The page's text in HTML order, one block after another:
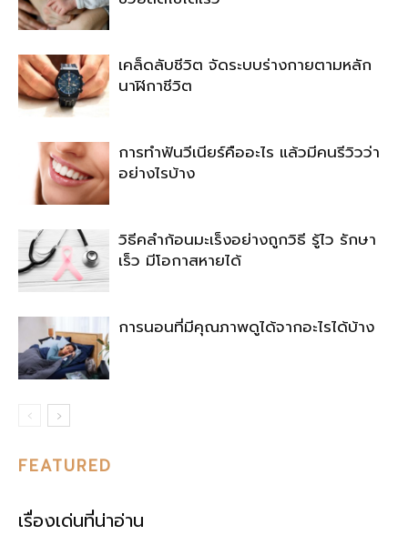
เคล็ดลับชีวิต จัดระบบร่างกายตามหลัก
นาฬิกาชีวิต
การทำฟันวีเนียร์คืออะไร แล้วมีคนรีวิวว่า
อย่างไรบ้าง
วิธีคลำก้อนมะเร็งอย่างถูกวิธี รู้ไว รักษา
เร็ว มีโอกาสหายได้
การนอนที่มีคุณภาพดูได้จากอะไรได้บ้าง
FEATURED
เรื่องเด่นที่น่าอ่าน